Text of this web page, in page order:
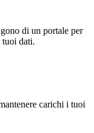
di un portale per
dati.
carichi i tuoi